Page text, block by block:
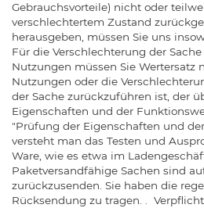
Gebrauchsvorteile) nicht oder
verschlechtertem Zustand
herausgeben, müssen Sie uns
Für die Verschlechterung der
Nutzungen müssen Sie Wertersatz
Nutzungen oder die
der Sache zurückzuführen ist, der
Eigenschaften und der
"Prüfung der Eigenschaften und
versteht man das Testen und
Ware, wie es etwa im
Paketversandfähige Sachen sind
zurückzusenden. Sie haben die
Rücksendung zu tragen. .